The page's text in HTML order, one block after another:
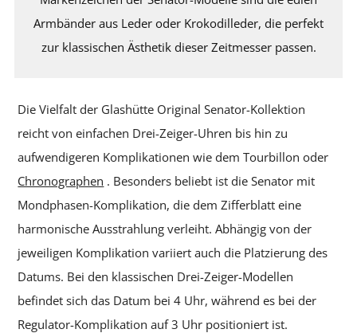
Armbänder aus Leder oder Krokodilleder, die perfekt
zur klassischen Ästhetik dieser Zeitmesser passen.
Die Vielfalt der Glashütte Original Senator-Kollektion
reicht von einfachen Drei-Zeiger-Uhren bis hin zu
aufwendigeren Komplikationen wie dem Tourbillon oder
Chronographen . Besonders beliebt ist die Senator mit
Mondphasen-Komplikation, die dem Zifferblatt eine
harmonische Ausstrahlung verleiht. Abhängig von der
jeweiligen Komplikation variiert auch die Platzierung des
Datums. Bei den klassischen Drei-Zeiger-Modellen
befindet sich das Datum bei 4 Uhr, während es bei der
Regulator-Komplikation auf 3 Uhr positioniert ist.